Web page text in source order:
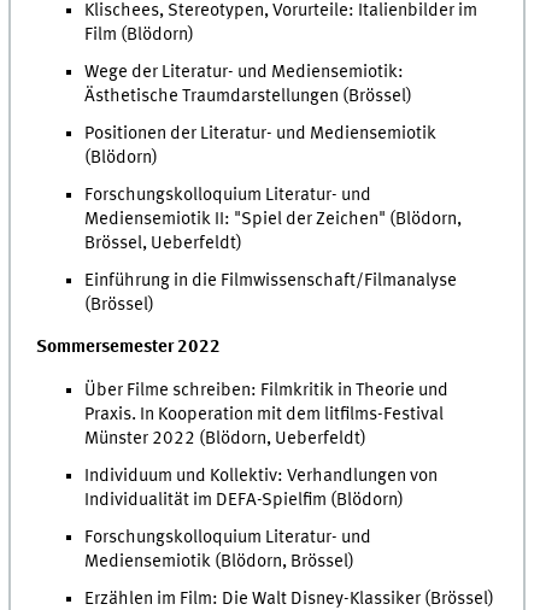
Klischees, Stereotypen, Vorurteile: Italienbilder im
Film (Blödorn)
Wege der Literatur- und Mediensemiotik:
Ästhetische Traumdarstellungen (Brössel)
Positionen der Literatur- und Mediensemiotik
(Blödorn)
Forschungskolloquium Literatur- und
Mediensemiotik II: "Spiel der Zeichen" (Blödorn,
Brössel, Ueberfeldt)
Einführung in die Filmwissenschaft/Filmanalyse
(Brössel)
Sommersemester 2022
Über Filme schreiben: Filmkritik in Theorie und
Praxis. In Kooperation mit dem litfilms-Festival
Münster 2022 (Blödorn, Ueberfeldt)
Individuum und Kollektiv: Verhandlungen von
Individualität im DEFA-Spielfim (Blödorn)
Forschungskolloquium Literatur- und
Mediensemiotik (Blödorn, Brössel)
Erzählen im Film: Die Walt Disney-Klassiker (Brössel)